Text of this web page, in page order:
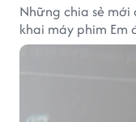
Những chia sẻ
khai máy phim Em